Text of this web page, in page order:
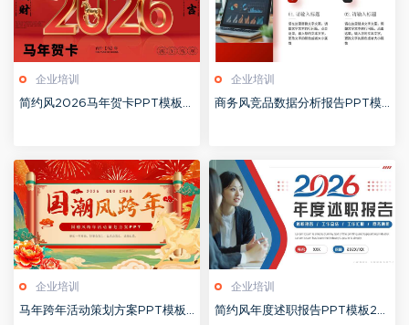
企业培训
简约风2026马年贺卡PPT模板2
企业培训
商务风竞品数据分析报告PPT模
企业培训
马年跨年活动策划方案PPT模板2
企业培训
简约风年度述职报告PPT模板20